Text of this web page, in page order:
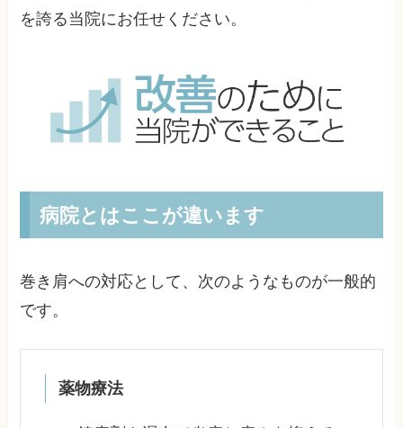
を誇る当院にお任せください。
病院とはここが違います
巻き肩への対応として、次のようなものが一般的
です。
薬物療法